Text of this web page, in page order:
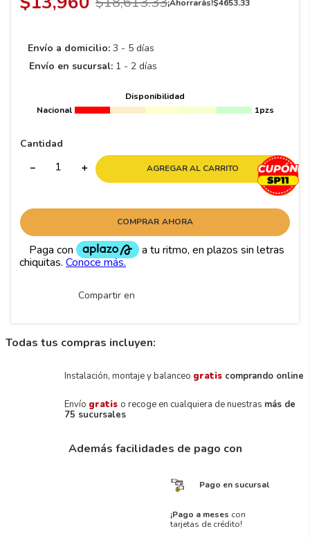
¡Ahorrarás!$4653.33
Envío a domicilio: 3 - 5 días
Envío en sucursal: 1 - 2 días
Disponibilidad
Nacional
1pzs
Cantidad
＋
－ AGREGAR AL CARRITO
COMPRAR AHORA
Compartir en
Todas tus compras incluyen:
Instalación, montaje y balanceo gratis comprando online
Envío gratis o recoge en cualquiera de nuestras más de
75 sucursales
Además facilidades de pago con
Pago en sucursal
¡Pago a meses con
tarjetas de crédito!